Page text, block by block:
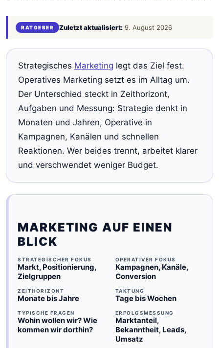
RATGEBER Zuletzt aktualisiert: 9. August 2026
Strategisches Marketing legt das Ziel fest.
Operatives Marketing setzt es im Alltag um.
Der Unterschied steckt in Zeithorizont,
Aufgaben und Messung: Strategie denkt in
Monaten und Jahren, Operative in
Kampagnen, Kanälen und schnellen
Reaktionen. Wer beides trennt, arbeitet klarer
und verschwendet weniger Budget.
MARKETING AUF EINEN
BLICK
STRATEGISCHER FOKUS
Markt, Positionierung,
Zielgruppen
OPERATIVER FOKUS
Kampagnen, Kanäle,
Conversion
ZEITHORIZONT
Monate bis Jahre
TAKTUNG
Tage bis Wochen
TYPISCHE FRAGEN
Wohin wollen wir? Wie
kommen wir dorthin?
ERFOLGSMESSUNG
Marktanteil,
Bekanntheit, Leads,
Umsatz